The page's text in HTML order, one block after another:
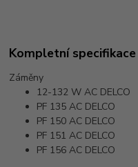
Kompletní specifikace
Záměny
12-132 W AC DELCO
PF 135 AC DELCO
PF 150 AC DELCO
PF 151 AC DELCO
PF 156 AC DELCO